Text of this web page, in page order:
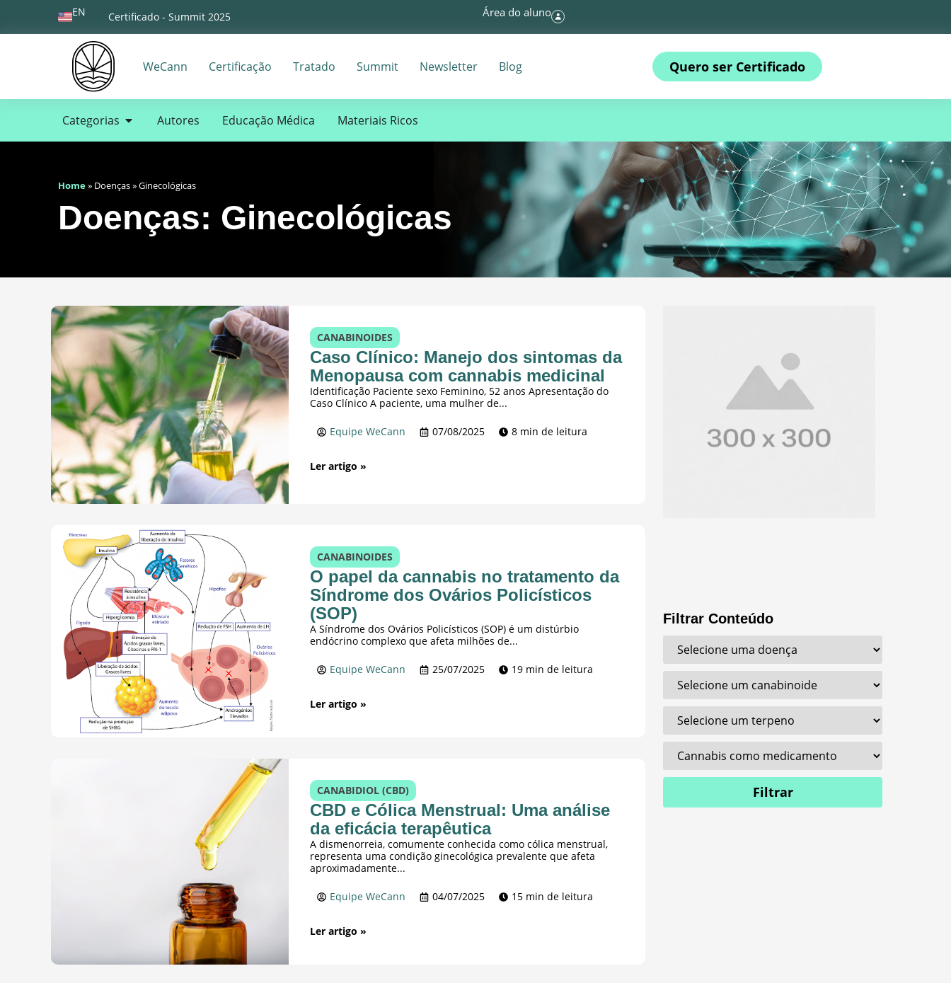
EN Certificado - Summit 2025 Área do aluno
WeCann Certificação Tratado Summit Newsletter Blog Quero ser Certificado
Categorias Autores Educação Médica Materiais Ricos
Home» Doenças»Ginecológicas
Doenças: Ginecológicas
CANABINOIDES
Caso Clínico: Manejo dos sintomas da
Menopausa com cannabis medicinal
Identificação Paciente sexo Feminino, 52 anos Apresentação do
Caso Clínico A paciente, uma mulher de...
Equipe WeCann 07/08/2025 8 min de leitura
Ler artigo »
CANABINOIDES
O papel da cannabis no tratamento da
Síndrome dos Ovários Policísticos
(SOP)
A Síndrome dos Ovários Policísticos (SOP) é um distúrbio
endócrino complexo que afeta milhões de...
Equipe WeCann 25/07/2025 19 min de leitura
Ler artigo »
CANABIDIOL (CBD)
CBD e Cólica Menstrual: Uma análise
da eficácia terapêutica
A dismenorreia, comumente conhecida como cólica menstrual,
representa uma condição ginecológica prevalente que afeta
aproximadamente...
Equipe WeCann 04/07/2025 15 min de leitura
Ler artigo »
Filtrar Conteúdo
Filtrar